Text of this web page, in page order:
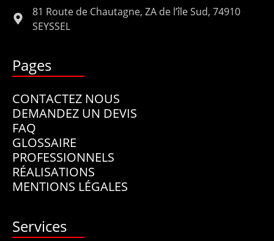
81 Route de Chautagne, ZA de l’île Sud, 74910
SEYSSEL
Pages
CONTACTEZ NOUS
DEMANDEZ UN DEVIS
FAQ
GLOSSAIRE
PROFESSIONNELS
RÉALISATIONS
MENTIONS LÉGALES
Services